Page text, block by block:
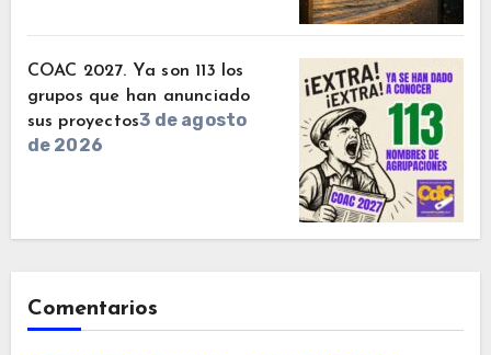
COAC 2027. Ya son 113 los
grupos que han anunciado
sus proyectos3 de agosto
de 2026
Comentarios